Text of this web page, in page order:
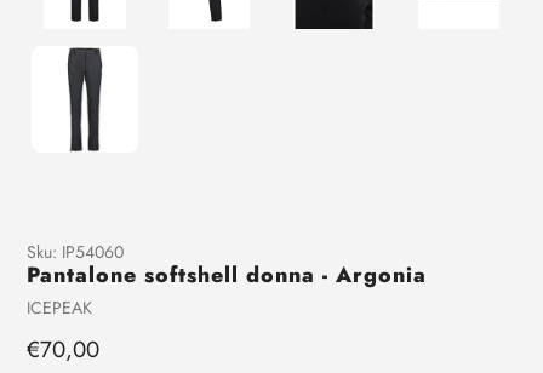
Aggiunta
di
prodotto
tuo
Sku: IP54060
Pantalone softshell donna - Argonia
Venditrice
ICEPEAK
Prezzo
€70,00